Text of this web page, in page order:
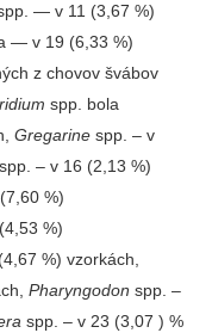
— v 11 (3,67 %)
— v 19 (6,33 %)
z chovov švábov
spp. bola
Gregarinespp. – v
– v 16 (2,13 %)
%)
%)
%) vzorkách,
Pharyngodon spp. –
spp. – v 23 (3,07 ) %